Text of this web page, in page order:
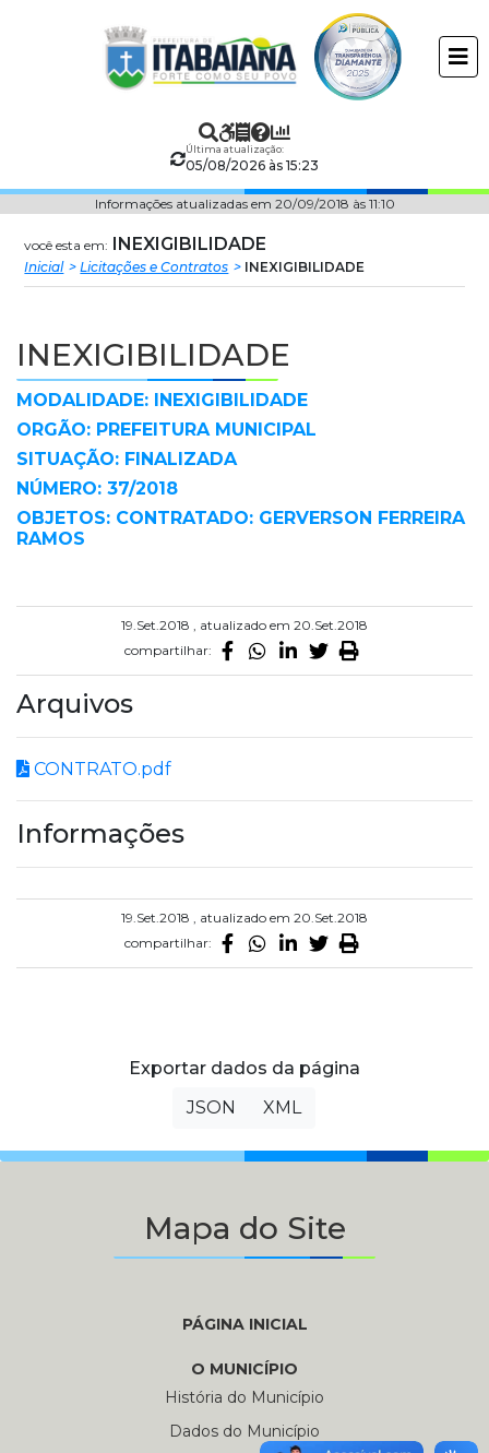
Prefeitura
Municipal
Itabaiana
Última atualização:
05/08/2026 às 15:23
Informações atualizadas em 20/09/2018 às 11:10
você esta em: INEXIGIBILIDADE
Inicial Licitações e Contratos INEXIGIBILIDADE
INEXIGIBILIDADE
MODALIDADE: INEXIGIBILIDADE
ORGÃO: PREFEITURA MUNICIPAL
SITUAÇÃO: FINALIZADA
NÚMERO: 37/2018
OBJETOS: CONTRATADO: GERVERSON FERREIRA
RAMOS
19.Set.2018 , atualizado em 20.Set.2018
compartilhar:
Arquivos
CONTRATO.pdf
Informações
19.Set.2018 , atualizado em 20.Set.2018
compartilhar:
Exportar dados da página
JSON
XML
Mapa do Site
PÁGINA INICIAL
O MUNICÍPIO
História do Município
Dados do Município